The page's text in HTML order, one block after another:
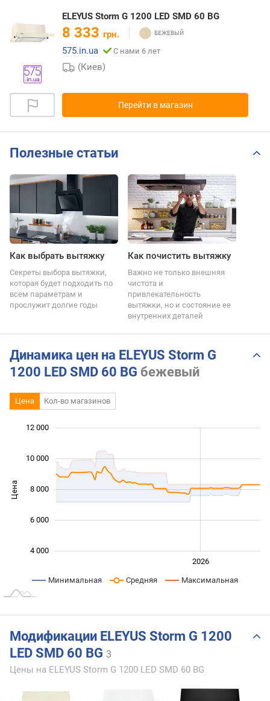
ELEYUS Storm G 1200 LED SMD 60 BG
8 333 грн.
575.in.ua
С нами 6 лет
(Киев)
Перейти в магазин
Полезные статьи
Как выбрать вытяжку
Секреты выбора вытяжки,
которая будет подходить по
всем параметрам и
прослужит долгие годы
Как почистить вытяжку
Важно не только внешняя
чистота и
привлекательность
вытяжки, но и состояние ее
внутренних деталей
Динамика цен на ELEYUS Storm G
1200 LED SMD 60 BG бежевый
Цена Кол-во магазинов
Цена 10 000
4 000
6 000
8 000
12 000
10 000
2026
Минимальная Средняя Максимальная
Модификации ELEYUS Storm G 1200
LED SMD 60 BG 3
Цены на ELEYUS Storm G 1200 LED SMD 60 BG